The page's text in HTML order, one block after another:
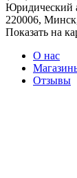
Юридический
220006,
Показать на
О нас
Отзывы